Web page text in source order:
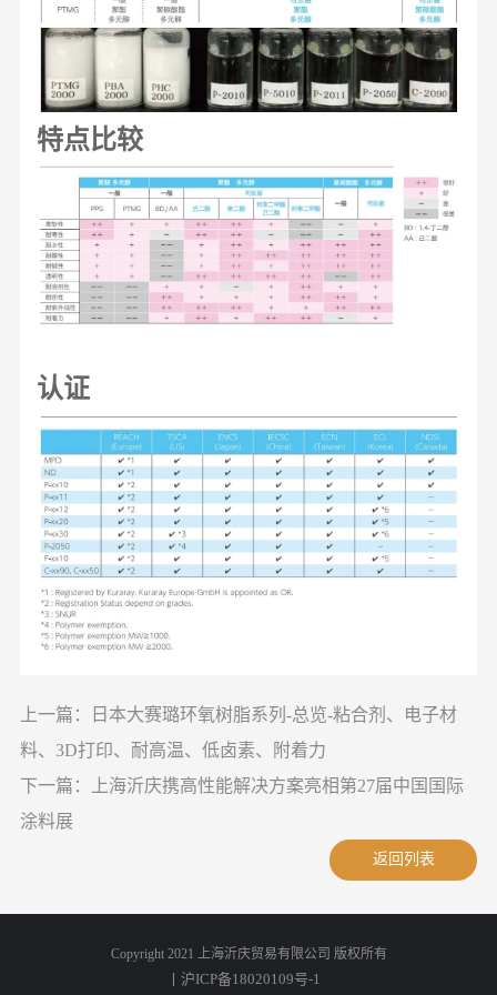
特点比较
认证
上一篇：日本大赛璐环氧树脂系列-总览-粘合剂、电子材
料、3D打印、耐高温、低卤素、附着力
下一篇：上海沂庆携高性能解决方案亮相第27届中国国际
涂料展
返回列表
Copyright 2021 上海沂庆贸易有限公司 版权所有
丨沪ICP备18020109号-1